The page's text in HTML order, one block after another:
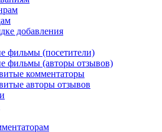
добавления
фильмы (посетители)
фильмы (авторы отзывов)
комментаторы
авторы отзывов